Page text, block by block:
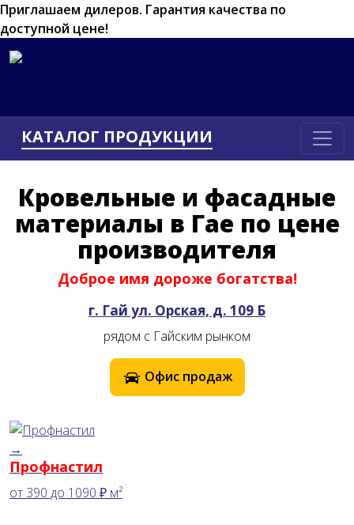
Приглашаем дилеров. Гарантия качества по
доступной цене!
КАТАЛОГ ПРОДУКЦИИ
Кровельные и фасадные
материалы в Гае по цене
производителя
Доброе имя дороже богатства!
г. Гай ул. Орская, д. 109 Б
рядом с Гайским рынком
Офис продаж
→
Профнастил
от 390 до 1090 ₽ м²